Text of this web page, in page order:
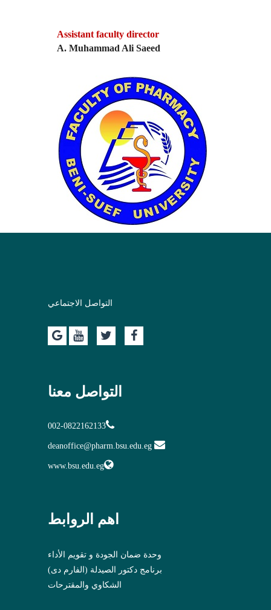
Assistant faculty director
A. Muhammad Ali Saeed
التواصل الاجتماعي
التواصل معنا
002-0822162133
www.bsu.edu.eg
اهم الروابط
وحدة ضمان الجودة و تقويم الأداء
برنامج دكتور الصيدلة (الفارم دى)
الشكاوي والمقترحات